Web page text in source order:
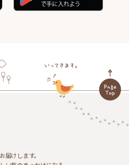
届けします。